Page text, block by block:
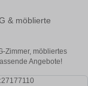
& möblierte
Zimmer, möbliertes
Angebote!